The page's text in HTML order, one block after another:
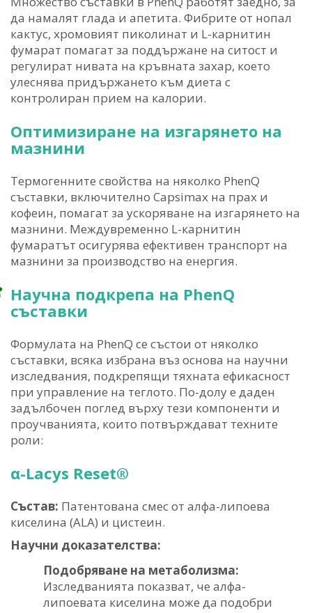
да намалят глада и апетита. Фибрите от нопал
кактус, хромовият пиколинат и L-карнитин
фумарат помагат за поддържане на ситост и
регулират нивата на кръвната захар, което
улеснява придържането към диета с
контролиран прием на калории.
Оптимизиране на изгарянето на
мазнини
Термогенните свойства на няколко PhenQ
съставки, включително Capsimax на прах и
кофеин, помагат за ускоряване на изгарянето на
мазнини. Междувременно L-карнитин
фумаратът осигурява ефективен транспорт на
мазнини за производство на енергия.
Научна подкрепа на PhenQ
съставки
Формулата на PhenQ се състои от няколко
съставки, всяка избрана въз основа на научни
изследвания, подкрепящи тяхната ефикасност
при управление на теглото. По-долу е даден
задълбочен поглед върху тези компоненти и
проучванията, които потвърждават техните
роли:
α-Lacys Reset®
Състав: Патентована смес от алфа-липоева
киселина (ALA) и цистеин.
Научни доказателства:
Подобряване на метаболизма:
Изследванията показват, че алфа-
липоевата киселина може да подобри